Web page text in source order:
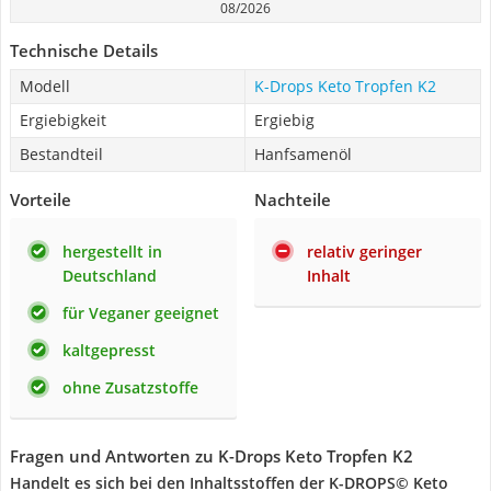
08/2026
Technische Details
Modell
K-Drops Keto Tropfen K2
Ergiebigkeit
Ergiebig
Bestandteil
Hanfsamenöl
Vorteile
hergestellt in
Deutschland
für Veganer geeignet
kaltgepresst
ohne Zusatzstoffe
Nachteile
relativ geringer
Inhalt
Fragen und Antworten zu K-Drops Keto Tropfen K2
Handelt es sich bei den Inhaltsstoffen der K-DROPS© Keto